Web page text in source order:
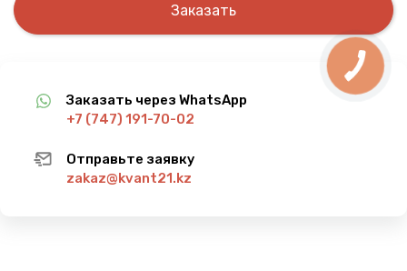
Заказать
Заказать через WhatsApp
+7 (747) 191-70-02
Отправьте заявку
zakaz@kvant21.kz